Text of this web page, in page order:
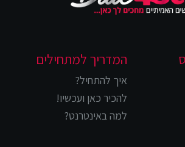
המדריך למתחילים
איך להתחיל?
להכיר כאן ועכשיו!
למה באינטרנט?